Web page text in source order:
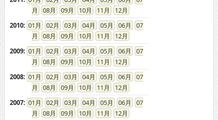
08
09 10 11
12
2010: 01 02 03 04 05 06
07
08
09 10 11
12
2009: 01 02 03 04 05 06
07
08
09 10 11
12
2008: 01 02 03 04 05 06
07
08
09 10 11
12
2007: 01 02 03 04 05 06
07
08
09 10 11
12